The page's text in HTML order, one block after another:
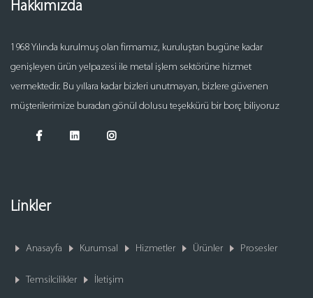
Hakkımızda
1968 Yılında kurulmuş olan firmamız, kuruluştan bugüne kadar
genişleyen ürün yelpazesi ile metal işlem sektörüne hizmet
vermektedir. Bu yıllara kadar bizleri unutmayan, bizlere güvenen
müşterilerimize buradan gönül dolusu teşekkürü bir borç biliyoruz
Linkler
Anasayfa Kurumsal Hizmetler Ürünler Prosesler
Temsilcilikler İletişim